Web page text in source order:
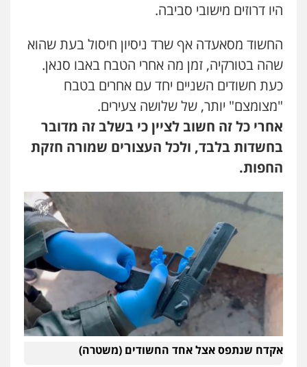
היו דרוזים מישובי סביבה.
החשוד מסאעדה אף שרד ניסיון חיסול בעת שהוא
שהה בטורקיה, זמן מה אחרי הטבח באבו סנאן.
כעת חשודים השניים יחד עם אחרים בטבח
"מצומצם" יותר, של שלושה צעירים.
אחרי כל זה חשוב לציין כי בשלב זה מדובר
בחשדות בלבד, ולכל העצורים שמורה חזקת
החפות.
אקדח שנתפס אצל אחד החשודים (משטרה)
פלילי פשיעה חמורה
0523647066
ויקי שמואל – משרד עו"ד
משפט פלילי
0528959600
0545437431
עו"ד עלי סעדי
פלילי פשיעה חמורה ליווי וייצוג בחקירות
ומעצרים
0508824984
עו"ד תומר בנישתי
מעצרים וחקירות צווארון לבן פשיעה
חמורה
0546657865